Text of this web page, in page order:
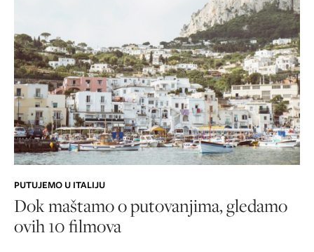
PUTUJEMO U ITALIJU
Dok maštamo o putovanjima, gledamo
ovih 10 filmova